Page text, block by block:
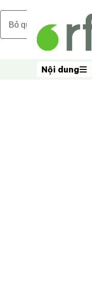
Bỏ qua nội dung chính
Nội dung
Nội dung